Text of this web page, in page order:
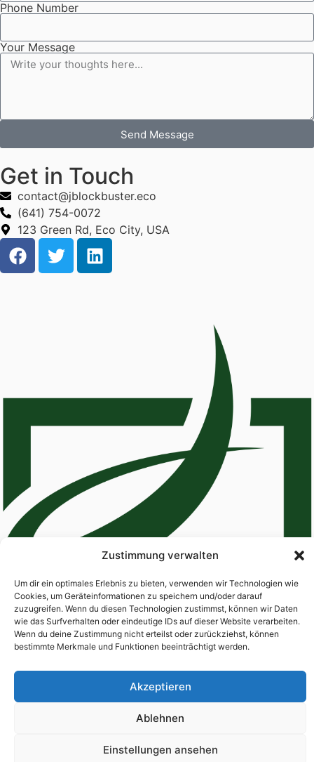
Zustimmung verwalten
Um dir ein optimales Erlebnis zu bieten, verwenden wir Technologien wie
Cookies, um Geräteinformationen zu speichern und/oder darauf
zuzugreifen. Wenn du diesen Technologien zustimmst, können wir Daten
wie das Surfverhalten oder eindeutige IDs auf dieser Website verarbeiten.
Wenn du deine Zustimmung nicht erteilst oder zurückziehst, können
bestimmte Merkmale und Funktionen beeinträchtigt werden.
Akzeptieren
Ablehnen
Einstellungen ansehen
Phone Number
Your Message
Send Message
Get in Touch
contact@jblockbuster.eco
(641) 754-0072
123 Green Rd, Eco City, USA
Home About Services Contact
Imprint (German)